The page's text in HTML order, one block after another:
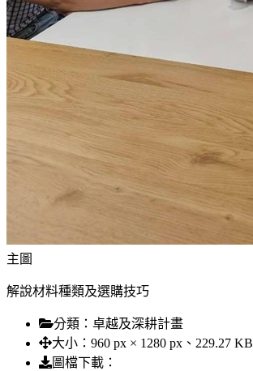
主圖
解說材料種類及選購技巧
分類： 卓越及深耕計畫
大小： 960 px × 1280 px、229.27 KB
圖檔下載：